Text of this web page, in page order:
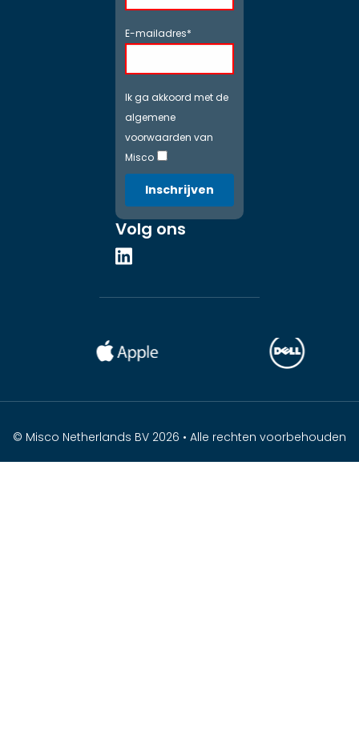
E-mailadres
Ik ga akkoord met de
algemene
voorwaarden van
Misco
Inschrijven
Volg ons
© Misco Netherlands BV 2026 • Alle rechten voorbehouden